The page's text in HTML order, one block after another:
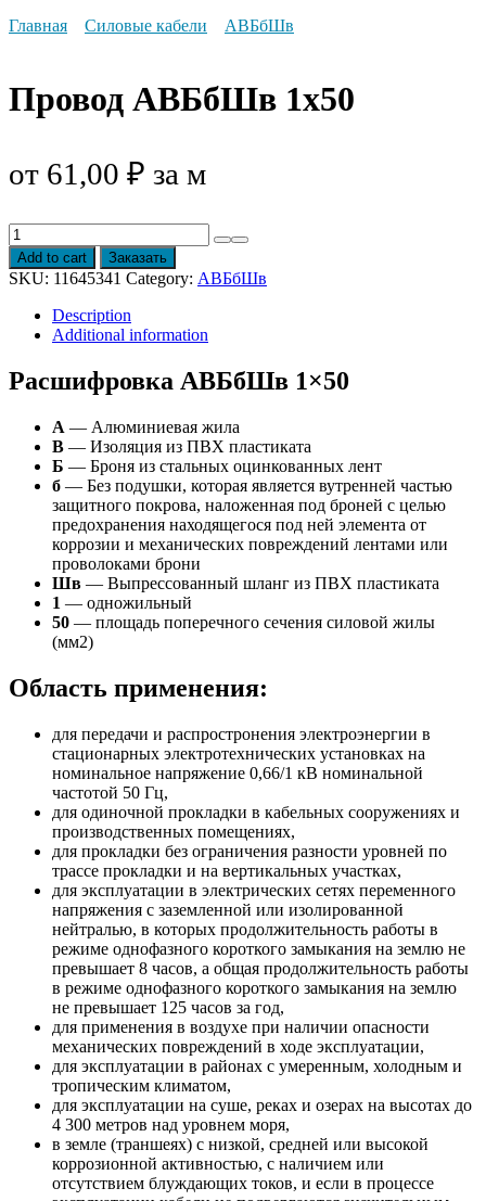
Главная
Силовые кабели АВБбШв
Провод АВБбШв 1x50
от 61,00 ₽ за м
Провод
АВБбШв
1x50
quantity
Add to cart Заказать
SKU: 11645341 Category: АВБбШв
Description
Additional information
Расшифровка АВБбШв 1×50
А — Алюминиевая жила
В — Изоляция из ПВХ пластиката
Б — Броня из стальных оцинкованных лент
б — Без подушки, которая является вутренней частью
защитного покрова, наложенная под броней с целью
предохранения находящегося под ней элемента от
коррозии и механических повреждений лентами или
проволоками брони
Шв — Выпрессованный шланг из ПВХ пластиката
1 — одножильный
50 — площадь поперечного сечения силовой жилы
(мм2)
Область применения:
для передачи и распростронения электроэнергии в
стационарных электротехнических установках на
номинальное напряжение 0,66/1 кВ номинальной
частотой 50 Гц,
для одиночной прокладки в кабельных сооружениях и
производственных помещениях,
для прокладки без ограничения разности уровней по
трассе прокладки и на вертикальных участках,
для эксплуатации в электрических сетях переменного
напряжения с заземленной или изолированной
нейтралью, в которых продолжительность работы в
режиме однофазного короткого замыкания на землю не
превышает 8 часов, а общая продолжительность работы
в режиме однофазного короткого замыкания на землю
не превышает 125 часов за год,
для применения в воздухе при наличии опасности
механических повреждений в ходе эксплуатации,
для эксплуатации в районах с умеренным, холодным и
тропическим климатом,
для эксплуатации на суше, реках и озерах на высотах до
4 300 метров над уровнем моря,
в земле (траншеях) с низкой, средней или высокой
коррозионной активностью, с наличием или
отсутствием блуждающих токов, и если в процессе